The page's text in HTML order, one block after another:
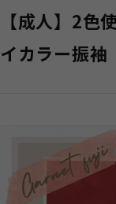
【成人】2色
イカラー振袖